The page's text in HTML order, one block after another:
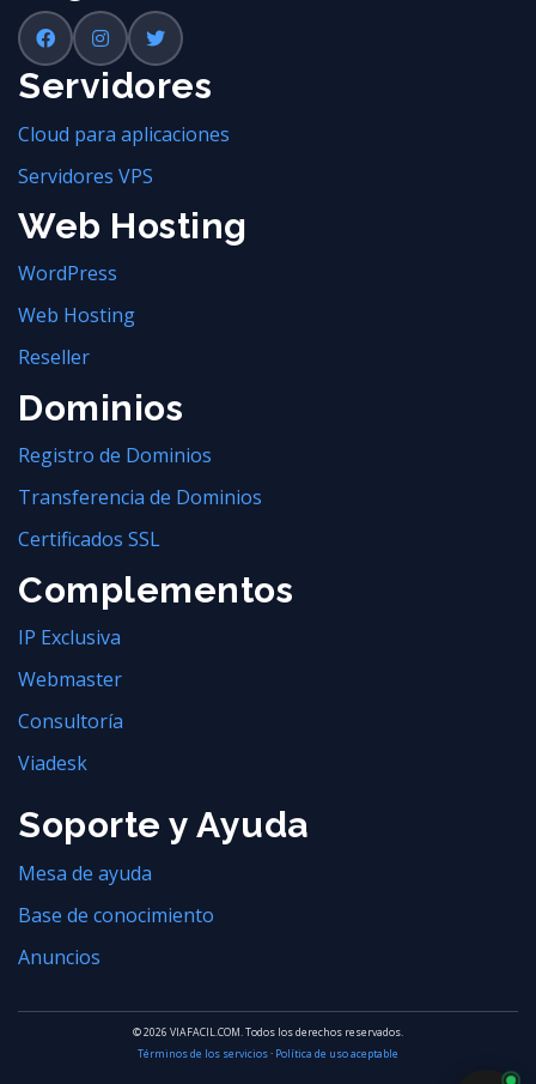
Servidores
Cloud para aplicaciones
Servidores VPS
Web Hosting
WordPress
Web Hosting
Reseller
Dominios
Registro de Dominios
Transferencia de Dominios
Certificados SSL
Complementos
IP Exclusiva
Webmaster
Consultoría
Viadesk
Soporte y Ayuda
Mesa de ayuda
Base de conocimiento
Anuncios
© 2026 VIAFACIL.COM. Todos los derechos reservados.
Términos de los servicios· Política de uso aceptable